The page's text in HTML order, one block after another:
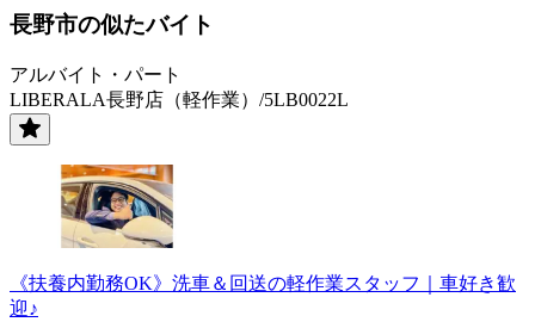
長野市の似たバイト
アルバイト・パート
LIBERALA長野店（軽作業）/5LB0022L
《扶養内勤務OK》洗車＆回送の軽作業スタッフ｜車好き歓
迎♪